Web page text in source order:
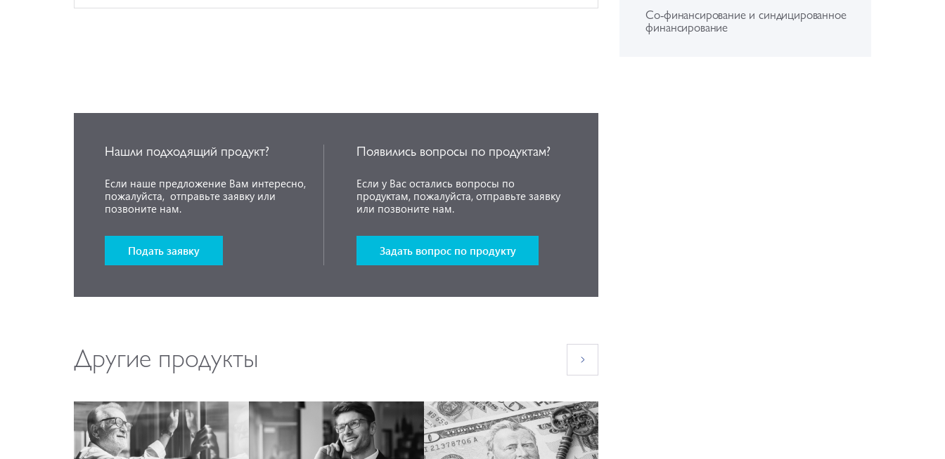
Нашли подходящий продукт?
Если наше предложение Вам интересно,
пожалуйста, отправьте заявку или
позвоните нам.
Подать заявку
Появились вопросы по продуктам?
Если у Вас остались вопросы по
продуктам, пожалуйста, отправьте заявку
или позвоните нам.
Задать вопрос по продукту
Другие продукты
Со-финансирование и синдицированное
финансирование